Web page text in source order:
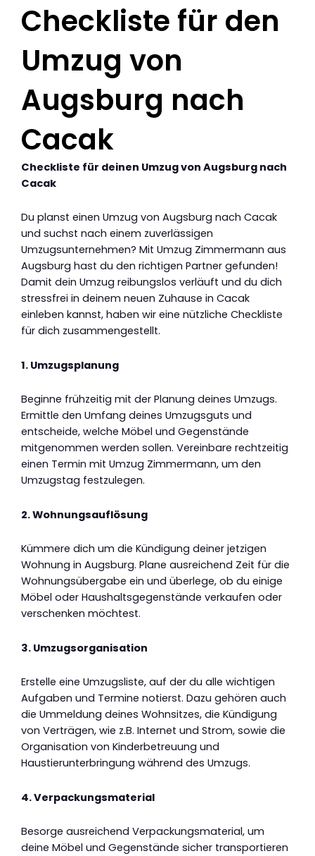
Checkliste für den
Umzug von
Augsburg nach
Cacak
Checkliste für deinen Umzug von Augsburg nach
Cacak
Du planst einen Umzug von Augsburg nach Cacak
und suchst nach einem zuverlässigen
Umzugsunternehmen? Mit Umzug Zimmermann aus
Augsburg hast du den richtigen Partner gefunden!
Damit dein Umzug reibungslos verläuft und du dich
stressfrei in deinem neuen Zuhause in Cacak
einleben kannst, haben wir eine nützliche Checkliste
für dich zusammengestellt.
1. Umzugsplanung
Beginne frühzeitig mit der Planung deines Umzugs.
Ermittle den Umfang deines Umzugsguts und
entscheide, welche Möbel und Gegenstände
mitgenommen werden sollen. Vereinbare rechtzeitig
einen Termin mit Umzug Zimmermann, um den
Umzugstag festzulegen.
2. Wohnungsauflösung
Kümmere dich um die Kündigung deiner jetzigen
Wohnung in Augsburg. Plane ausreichend Zeit für die
Wohnungsübergabe ein und überlege, ob du einige
Möbel oder Haushaltsgegenstände verkaufen oder
verschenken möchtest.
3. Umzugsorganisation
Erstelle eine Umzugsliste, auf der du alle wichtigen
Aufgaben und Termine notierst. Dazu gehören auch
die Ummeldung deines Wohnsitzes, die Kündigung
von Verträgen, wie z.B. Internet und Strom, sowie die
Organisation von Kinderbetreuung und
Haustierunterbringung während des Umzugs.
4. Verpackungsmaterial
Besorge ausreichend Verpackungsmaterial, um
deine Möbel und Gegenstände sicher transportieren